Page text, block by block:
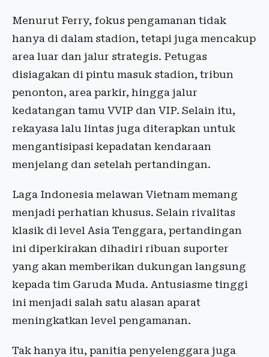
Menurut Ferry, fokus pengamanan tidak
hanya di dalam stadion, tetapi juga mencakup
area luar dan jalur strategis. Petugas
disiagakan di pintu masuk stadion, tribun
penonton, area parkir, hingga jalur
kedatangan tamu VVIP dan VIP. Selain itu,
rekayasa lalu lintas juga diterapkan untuk
mengantisipasi kepadatan kendaraan
menjelang dan setelah pertandingan.
Laga Indonesia melawan Vietnam memang
menjadi perhatian khusus. Selain rivalitas
klasik di level Asia Tenggara, pertandingan
ini diperkirakan dihadiri ribuan suporter
yang akan memberikan dukungan langsung
kepada tim Garuda Muda. Antusiasme tinggi
ini menjadi salah satu alasan aparat
meningkatkan level pengamanan.
Tak hanya itu, panitia penyelenggara juga